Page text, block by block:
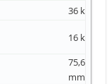
36 kA 1
16 kA 1
75,6 kA
mm²)